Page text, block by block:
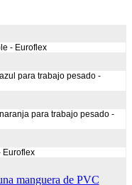
- Euroflex
para trabajo pesado -
para trabajo pesado -
Euroflex